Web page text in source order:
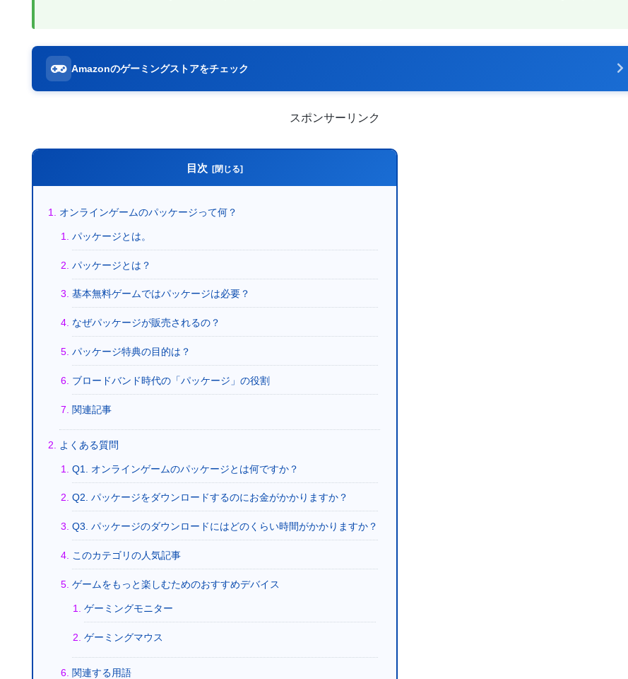
Amazonのゲーミングストアをチェック
スポンサーリンク
目次
オンラインゲームのパッケージって何？
パッケージとは。
パッケージとは？
基本無料ゲームではパッケージは必要？
なぜパッケージが販売されるの？
パッケージ特典の目的は？
ブロードバンド時代の「パッケージ」の役割
関連記事
よくある質問
Q1. オンラインゲームのパッケージとは何ですか？
Q2. パッケージをダウンロードするのにお金がかかりますか？
Q3. パッケージのダウンロードにはどのくらい時間がかかりますか？
このカテゴリの人気記事
ゲームをもっと楽しむためのおすすめデバイス
ゲーミングモニター
ゲーミングマウス
関連する用語